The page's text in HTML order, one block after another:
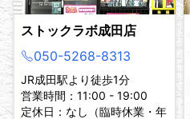
ストックラボ成田店
050-5268-8313
JR成田駅より徒歩1分
営業時間：11:00 - 19:00
定休日：なし（臨時休業・年